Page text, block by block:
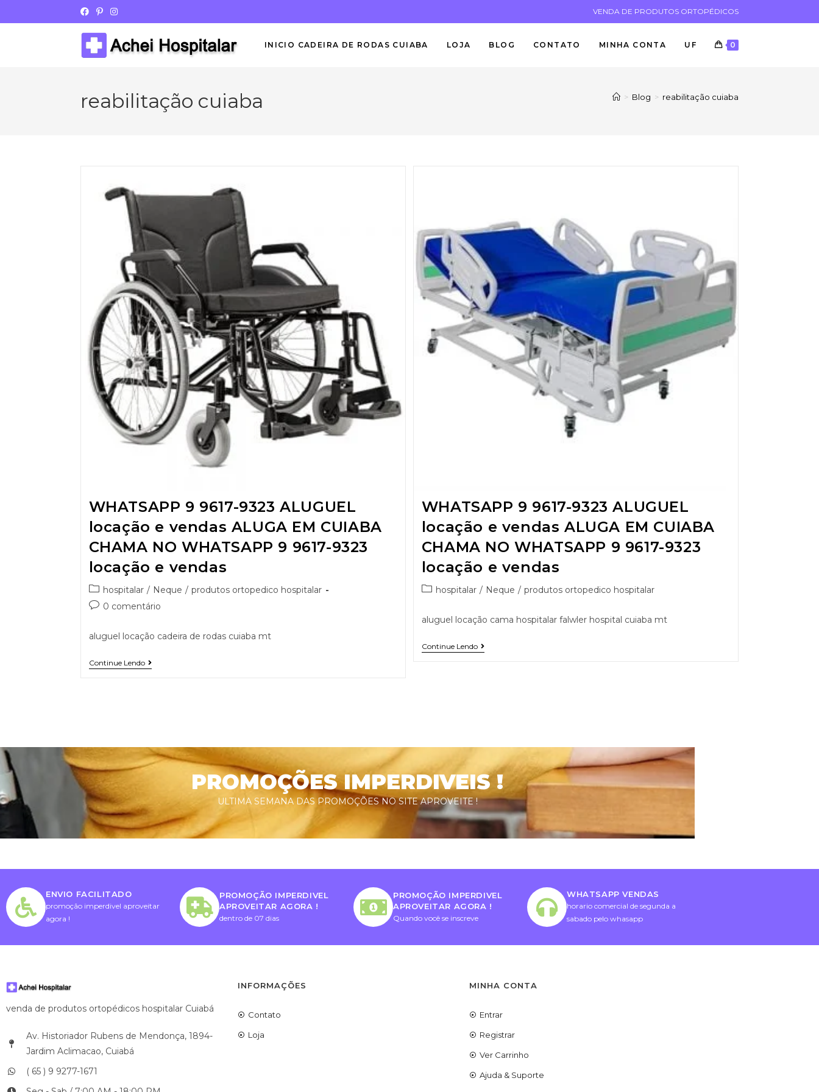
VENDA DE PRODUTOS ORTOPÉDICOS
INICIO CADEIRA DE RODAS CUIABA LOJA BLOG CONTATO MINHA CONTA UF 0
reabilitação cuiaba > Blog > reabilitação cuiaba
WHATSAPP 9 9617-9323 ALUGUEL
locação e vendas ALUGA EM CUIABA
CHAMA NO WHATSAPP 9 9617-9323
locação e vendas
hospitalar / Neque / produtos ortopedico hospitalar
0 comentário
aluguel locação cadeira de rodas cuiaba mt
Continue Lendo
WHATSAPP 9 9617-9323 ALUGUEL
locação e vendas ALUGA EM CUIABA
CHAMA NO WHATSAPP 9 9617-9323
locação e vendas
hospitalar / Neque / produtos ortopedico hospitalar
aluguel locação cama hospitalar falwler hospital cuiaba mt
Continue Lendo
PROMOÇÕES IMPERDIVEIS !
ULTIMA SEMANA DAS PROMOÇÕES NO SITE APROVEITE !
ENVIO FACILITADO
promoção imperdivel aproveitar
agora !
PROMOÇÃO IMPERDIVEL
APROVEITAR AGORA !
dentro de 07 dias
PROMOÇÃO IMPERDIVEL
APROVEITAR AGORA !
Quando você se inscreve
WHATSAPP VENDAS
horario comercial de segunda a
sabado pelo whasapp
venda de produtos ortopédicos hospitalar Cuiabá
Av. Historiador Rubens de Mendonça, 1894-
Jardim Aclimacao, Cuiabá
( 65 ) 9 9277-1671
INFORMAÇÕES
Contato
Loja
MINHA CONTA
Entrar
Registrar
Ver Carrinho
Ajuda & Suporte